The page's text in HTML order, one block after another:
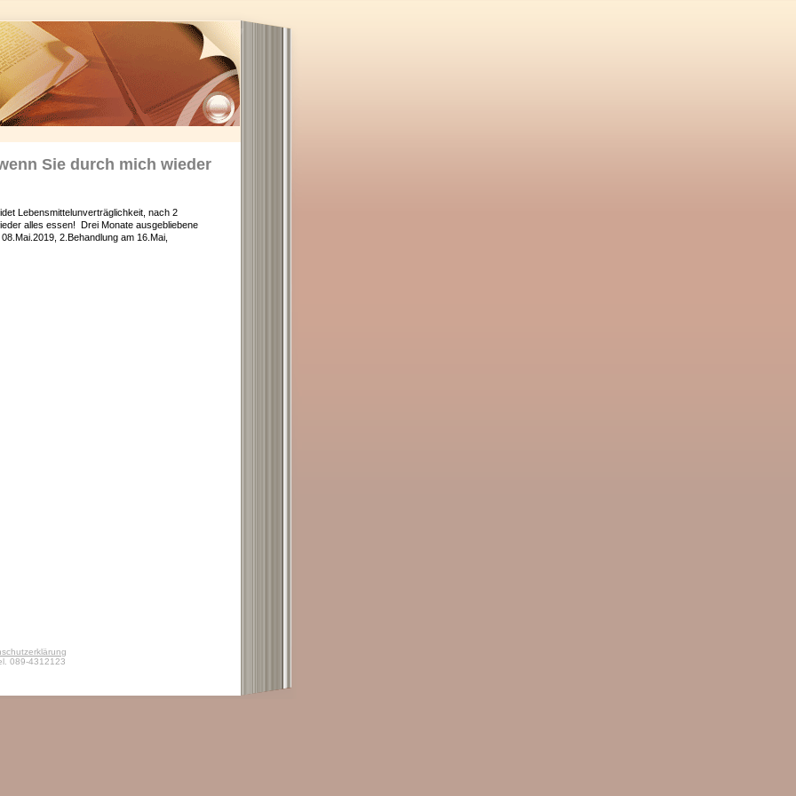
Sie durch mich wieder
Lebensmittelunverträglichkeit, nach 2
alles essen! Drei Monate ausgebliebene
2.Behandlung am 16.Mai,
089-4312123